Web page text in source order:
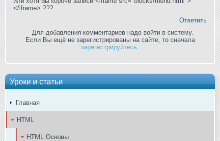
Уроки и статьи
Главная
HTML
HTML Основы
</iframe> ???
Ответить
Для добавления комментариев надо войти в систему.
Если Вы ещё не зарегистрированы на сайте, то сначала
зарегистрируйтесь